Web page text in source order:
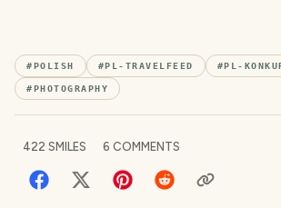
#POLISH #PL-TRAVELFEED #PL-
#PHOTOGRAPHY
422 SMILES 6 COMMENTS